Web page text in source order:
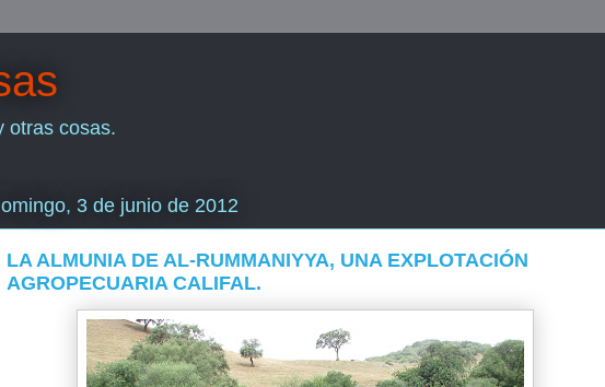
otras cosas.
3 de junio de 2012
LA ALMUNIA DE AL-RUMMANIYYA, UNA EXPLOTACIÓN
AGROPECUARIA CALIFAL.